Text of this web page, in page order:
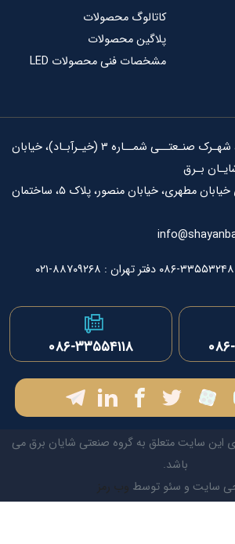
کاتالوگ محصولات
پلاگین محصولات
مشخصات فنی محصولات LED
آدرس کارخــانـه : اراک، شهـرک صنـعتــی شمــاره ۳ (خیـرآبـاد)، خیابان
آدرس دفتر تهران: ابتدای خیابان مطهری، خیابان منصور، پلاک ۵، ساختمان
۰۸۶-۳۳۵۵۴۱۱۸
متعلق به گروه صنعتی شایان برق می
و سئو توسطوب رمز